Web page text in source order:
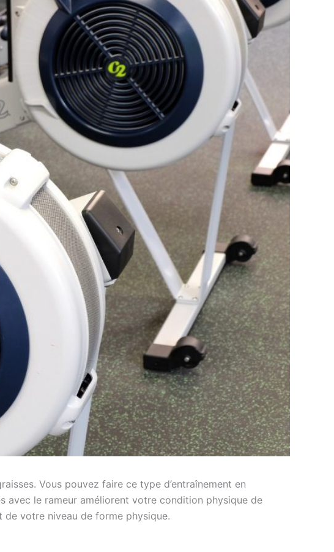
Vous pouvez faire ce type d’entraînement en
avec le rameur améliorent votre condition physique de
votre niveau de forme physique.